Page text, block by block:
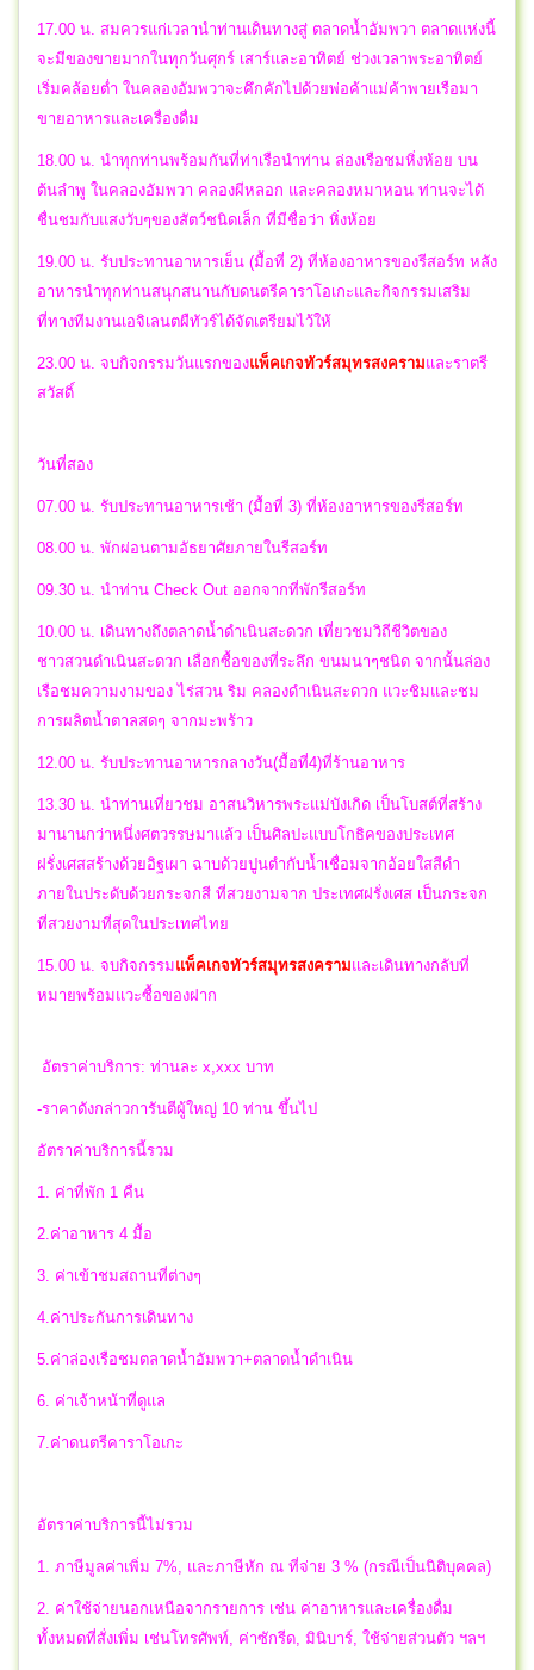
17.00 น. สมควรแก่เวลานำท่านเดินทางสู่ ตลาดน้ำอัมพวา ตลาดแห่งนี้
จะมีของขายมากในทุกวันศุกร์ เสาร์และอาทิตย์ ช่วงเวลาพระอาทิตย์
เริ่มคล้อยต่ำ ในคลองอัมพวาจะคึกคักไปด้วยพ่อค้าแม่ค้าพายเรือมา
ขายอาหารและเครื่องดื่ม
18.00 น. นำทุกท่านพร้อมกันที่ท่าเรือนำท่าน ล่องเรือชมหิ่งห้อย บน
ต้นลำพู ในคลองอัมพวา คลองผีหลอก และคลองหมาหอน ท่านจะได้
ชื่นชมกับแสงวับๆของสัตว์ชนิดเล็ก ที่มีชื่อว่า หิ่งห้อย
19.00 น. รับประทานอาหารเย็น (มื้อที่ 2) ที่ห้องอาหารของรีสอร์ท หลัง
อาหารนำทุกท่านสนุกสนานกับดนตรีคาราโอเกะและกิจกรรมเสริม
ที่ทางทีมงานเอจิเลนตผืทัวร์ได้จัดเตรียมไว้ให้
23.00 น. จบกิจกรรมวันแรกของแพ็คเกจทัวร์สมุทรสงครามและราตรี
สวัสดิ์
วันที่สอง
07.00 น. รับประทานอาหารเช้า (มื้อที่ 3) ที่ห้องอาหารของรีสอร์ท
08.00 น. พักผ่อนตามอัธยาศัยภายในรีสอร์ท
09.30 น. นำท่าน Check Out ออกจากที่พักรีสอร์ท
10.00 น. เดินทางถึงตลาดน้ำดำเนินสะดวก เที่ยวชมวิถีชีวิตของ
ชาวสวนดำเนินสะดวก เลือกซื้อของที่ระลึก ขนมนาๆชนิด จากนั้นล่อง
เรือชมความงามของ ไร่สวน ริม คลองดำเนินสะดวก แวะชิมและชม
การผลิตน้ำตาลสดๆ จากมะพร้าว
12.00 น. รับประทานอาหารกลางวัน(มื้อที่4)ที่ร้านอาหาร
13.30 น. นำท่านเที่ยวชม อาสนวิหารพระแม่บังเกิด เป็นโบสต์ที่สร้าง
มานานกว่าหนึ่งศตวรรษมาแล้ว เป็นศิลปะแบบโกธิคของประเทศ
ฝรั่งเศสสร้างด้วยอิฐเผา ฉาบด้วยปูนตำกับน้ำเชื่อมจากอ้อยใสสีดำ
ภายในประดับด้วยกระจกสี ที่สวยงามจาก ประเทศฝรั่งเศส เป็นกระจก
ที่สวยงามที่สุดในประเทศไทย
15.00 น. จบกิจกรรมแพ็คเกจทัวร์สมุทรสงครามและเดินทางกลับที่
หมายพร้อมแวะซื้อของฝาก
อัตราค่าบริการ: ท่านละ x,xxx บาท
-ราคาดังกล่าวการันตีผู้ใหญ่ 10 ท่าน ขึ้นไป
อัตราค่าบริการนี้รวม
1. ค่าที่พัก 1 คืน
2.ค่าอาหาร 4 มื้อ
3. ค่าเข้าชมสถานที่ต่างๆ
4.ค่าประกันการเดินทาง
5.ค่าล่องเรือชมตลาดน้ำอัมพวา+ตลาดน้ำดำเนิน
6. ค่าเจ้าหน้าที่ดูแล
7.ค่าดนตรีคาราโอเกะ
อัตราค่าบริการนี้ไม่รวม
1. ภาษีมูลค่าเพิ่ม 7%, และภาษีหัก ณ ที่จ่าย 3 % (กรณีเป็นนิติบุคคล)
2. ค่าใช้จ่ายนอกเหนือจากรายการ เช่น ค่าอาหารและเครื่องดื่ม
ทั้งหมดที่สั่งเพิ่ม เช่นโทรศัพท์, ค่าซักรีด, มินิบาร์, ใช้จ่ายส่วนตัว ฯลฯ